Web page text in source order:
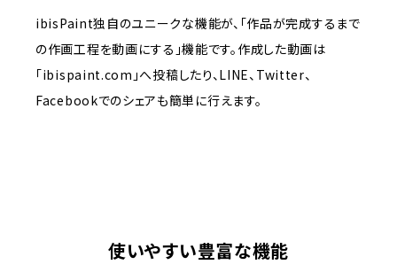
ibisPaint独自のユニークな機能が、「作品が完成するまで
の作画工程を動画にする」機能です。作成した動画は
「ibispaint.com」へ投稿したり、LINE、Twitter、
Facebookでのシェアも簡単に行えます。
使いやすい豊富な機能